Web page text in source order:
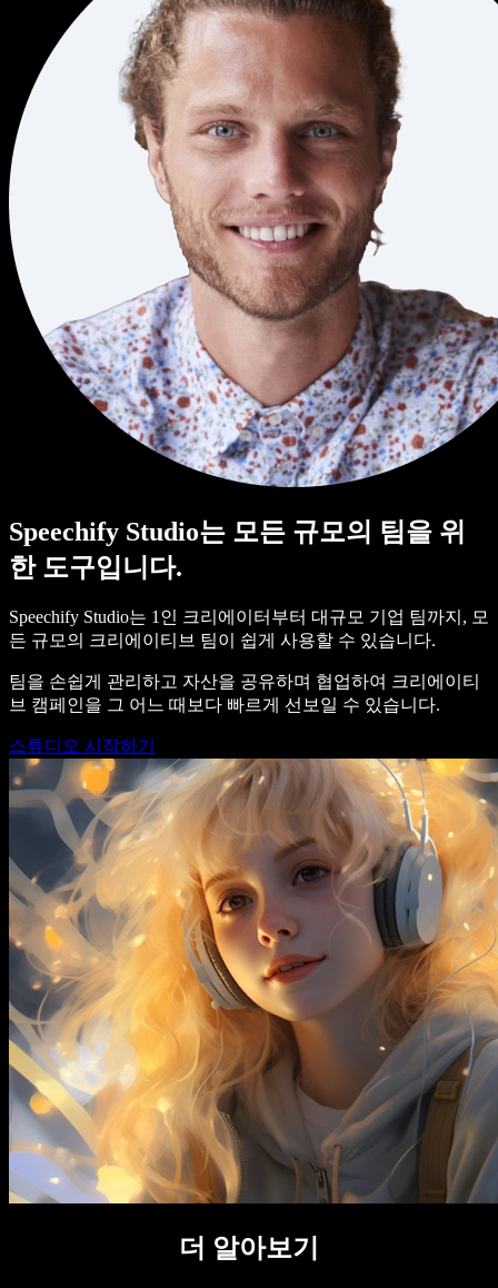
Speechify Studio는 모든 규모의 팀을 위
한 도구입니다.
Speechify Studio는 1인 크리에이터부터 대규모 기업 팀까지, 모
든 규모의 크리에이티브 팀이 쉽게 사용할 수 있습니다.
팀을 손쉽게 관리하고 자산을 공유하며 협업하여 크리에이티
브 캠페인을 그 어느 때보다 빠르게 선보일 수 있습니다.
스튜디오 시작하기
더 알아보기